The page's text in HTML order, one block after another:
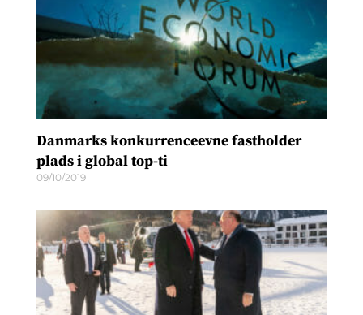
Danmarks konkurrenceevne fastholder
plads i global top-ti
09/10/2019